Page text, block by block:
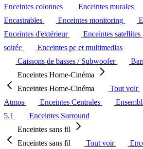
Enceintes colonnes
Enceintes murales
Encastrables
Enceintes monitoring
Enceintes d'extérieur
Enceintes satellites
soirée
Enceintes pc et multimedias
Caissons de basses / Subwoofer
Enceintes Home-Cinéma
Enceintes Home-Cinéma
Tout voir
Atmos
Enceintes Centrales
5.1
Enceintes Surround
Enceintes sans fil
Enceintes sans fil
Tout voir